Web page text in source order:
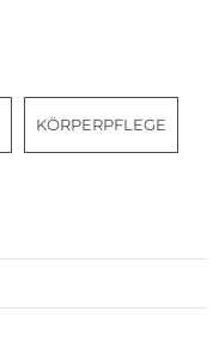
KÖRPERPFLEGE